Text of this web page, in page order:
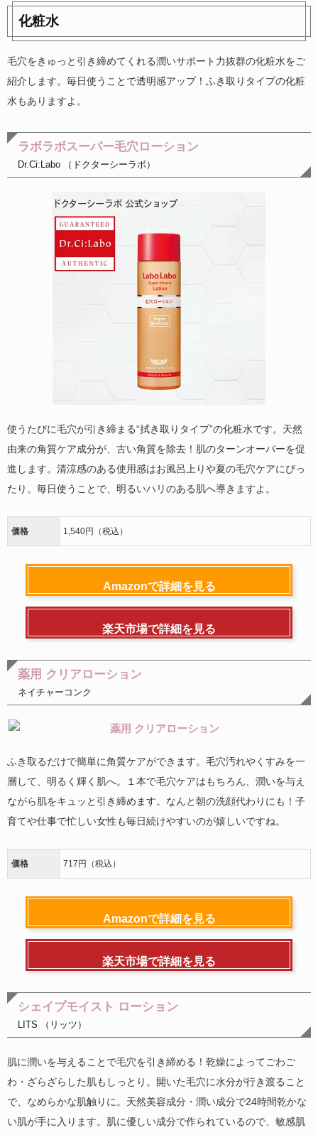
化粧水
毛穴をきゅっと引き締めてくれる潤いサポート力抜群の化粧水をご
紹介します。毎日使うことで透明感アップ！ふき取りタイプの化粧
水もありますよ。
ラボラボスーパー毛穴ローション
Dr.Ci:Labo （ドクターシーラボ）
使うたびに毛穴が引き締まる“拭き取りタイプ”の化粧水です。天然
由来の角質ケア成分が、古い角質を除去！肌のターンオーバーを促
進します。清涼感のある使用感はお風呂上りや夏の毛穴ケアにぴっ
たり。毎日使うことで、明るいハリのある肌へ導きますよ。
価格 1,540円（税込）
Amazonで詳細を見る
楽天市場で詳細を見る
薬用 クリアローション
ネイチャーコンク
ふき取るだけで簡単に角質ケアができます。毛穴汚れやくすみを一
層して、明るく輝く肌へ。１本で毛穴ケアはもちろん、潤いを与え
ながら肌をキュッと引き締めます。なんと朝の洗顔代わりにも！子
育てや仕事で忙しい女性も毎日続けやすいのが嬉しいですね。
価格 717円（税込）
Amazonで詳細を見る
楽天市場で詳細を見る
シェイプモイスト ローション
LITS （リッツ）
肌に潤いを与えることで毛穴を引き締める！乾燥によってごわご
わ・ざらざらした肌もしっとり。開いた毛穴に水分が行き渡ること
で、なめらかな肌触りに。天然美容成分・潤い成分で24時間乾かな
い肌が手に入ります。肌に優しい成分で作られているので、敏感肌